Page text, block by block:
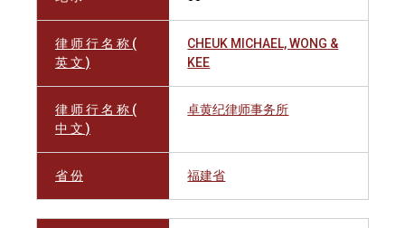
律 师 行 名 称 (
英 文 )
CHEUK MICHAEL, WONG &
KEE
律 师 行 名 称 (
中 文 )
卓黄纪律师事务所
省 份 福建省